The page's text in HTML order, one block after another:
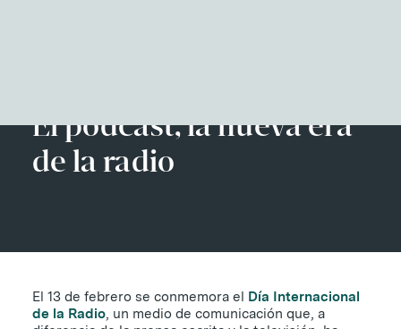
El podcast, la nueva era
de la radio
El 13 de febrero se conmemora el Día Internacional
de la Radio, un medio de comunicación que, a